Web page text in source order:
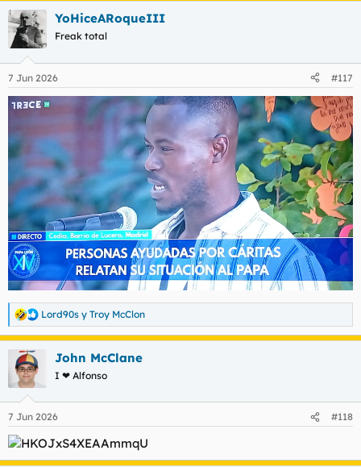
c
c
e
s
:
YoHiceARoqueIII
Freak total
7 Jun 2026 #117
R
e
a
c
c
e
s
:
Lord90s y Troy McClon
John McClane
I ❤ Alfonso
7 Jun 2026 #118